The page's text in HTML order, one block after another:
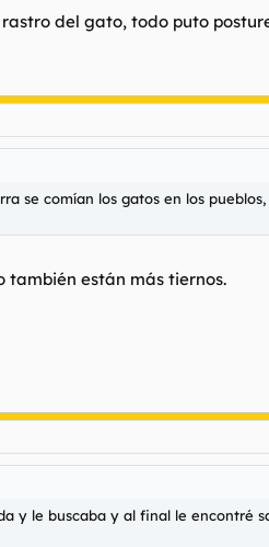
rastro del gato, todo puto
se comían los gatos en los
también están más tiernos.
y le buscaba y al final le encontré